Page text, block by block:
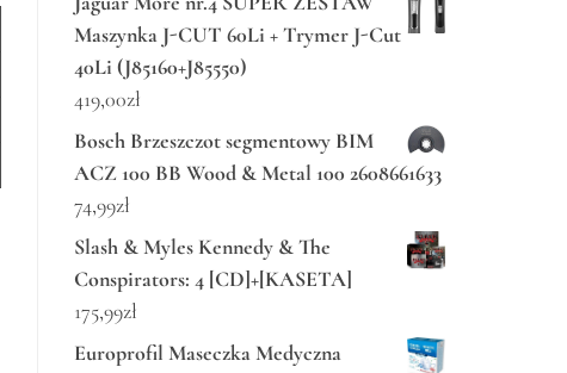
Maszynka J-CUT 60Li + Trymer J-Cut
40Li (J85160+J85550)
419,00zł
Bosch Brzeszczot segmentowy BIM
ACZ 100 BB Wood & Metal 100 2608661633
74,99zł
Slash & Myles Kennedy & The
Conspirators: 4 [CD]+[KASETA]
175,99zł
Europrofil Maseczka Medyczna